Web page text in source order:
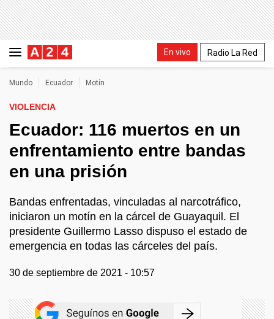
En vivo Radio La Red
Mundo Ecuador Motín
VIOLENCIA
Ecuador: 116 muertos en un
enfrentamiento entre bandas
en una prisión
Bandas enfrentadas, vinculadas al narcotráfico,
iniciaron un motín en la cárcel de Guayaquil. El
presidente Guillermo Lasso dispuso el estado de
emergencia en todas las cárceles del país.
30 de septiembre de 2021 - 10:57